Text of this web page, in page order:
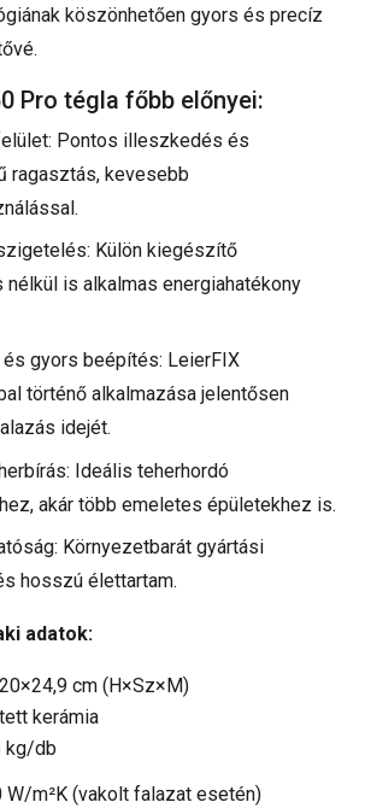
köszönhetően gyors és precíz
Pro tégla főbb előnyei:
Pontos illeszkedés és
ragasztás, kevesebb
Külön kiegészítő
is alkalmas energiahatékony
és gyors beépítés: LeierFIX
történő alkalmazása jelentősen
idejét.
Ideális teherhordó
akár több emeletes épületekhez is.
Környezetbarát gyártási
hosszú élettartam.
adatok:
cm (H×Sz×M)
kerámia
kg/db
W/m²K (vakolt falazat esetén)